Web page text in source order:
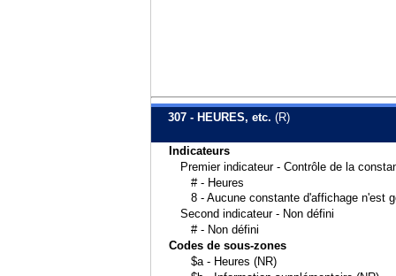
307 - HEURES, etc. (R)
Indicateurs
Premier indicateur - Contrôle de la
# - Heures
8 - Aucune constante d'affichage n'est
Second indicateur - Non défini
# - Non défini
Codes de sous-zones
$a - Heures (NR)